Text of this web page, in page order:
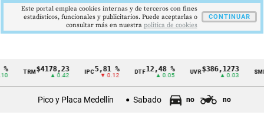
Cintillo
TRM$4178,23
▲ 0.42
IPC5,81 %
▼ 0.12
DTF12,48 %
▲ 0.05
UVR$386,1273
▲ 0.03
Pico y Placa Medellín Sabado no no
Este portal emplea cookies internas y de terceros con fines
estadísticos, funcionales y publicitarios. Puede aceptarlas o
consultar más en nuestra politica de cookies
CONTINUAR